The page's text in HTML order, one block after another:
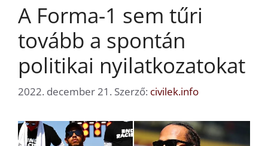
A Forma-1 sem tűri
tovább a spontán
politikai nyilatkozatokat
2022. december 21. Szerző: civilek.info